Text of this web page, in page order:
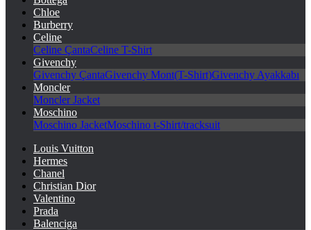
Chloe
Burberry
Celine
Celine ÇantaCeline T-Shirt
Givenchy
Givenchy ÇantaGivenchy Mont(T-Shirt)Givenchy Ayakkabı
Moncler
Moncler Jacket
Moschino
Moschino JacketMoschino t-Shirt/tracksuit
Louis Vuitton
Hermes
Chanel
Christian Dior
Valentino
Prada
Balenciga